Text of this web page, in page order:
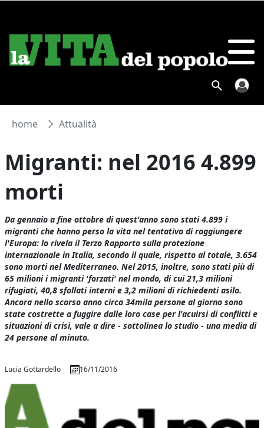
home Attualità
Migranti: nel 2016 4.899
morti
Da gennaio a fine ottobre di quest'anno sono stati 4.899 i
migranti che hanno perso la vita nel tentativo di raggiungere
l'Europa: lo rivela il Terzo Rapporto sulla protezione
internazionale in Italia, secondo il quale, rispetto al totale, 3.654
sono morti nel Mediterraneo. Nel 2015, inoltre, sono stati più di
65 milioni i migranti 'forzati' nel mondo, di cui 21,3 milioni
rifugiati, 40,8 sfollati interni e 3,2 milioni di richiedenti asilo.
Ancora nello scorso anno circa 34mila persone al giorno sono
state costrette a fuggire dalle loro case per l'acuirsi di conflitti e
situazioni di crisi, vale a dire - sottolinea lo studio - una media di
24 persone al minuto.
Lucia Gottardello 16/11/2016